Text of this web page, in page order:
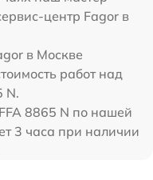
центр Fagor в
в Москве
работ над
N.
8865 N по нашей
3 часа при наличии